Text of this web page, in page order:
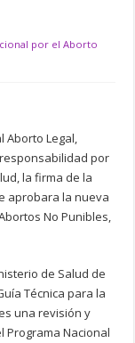
por el Aborto
Aborto Legal,
por
la firma de la
aprobara la nueva
No Punibles,
de Salud de
Técnica para la
una revisión y
Programa Nacional